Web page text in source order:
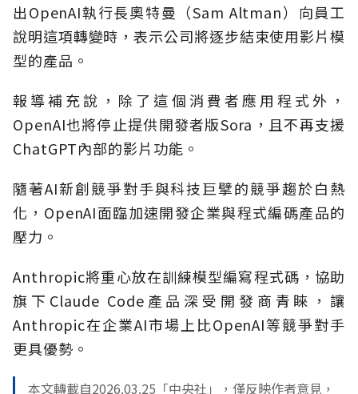
出OpenAI執行長奧特曼（Sam Altman）向員工
說明這項轉變時，表示公司將逐步結束使用影片模
型的產品。
報導補充說，除了這個消費者應用程式外，
OpenAI也將停止提供開發者版Sora，且不再支援
ChatGPT內部的影片功能。
隨著AI新創競爭對手與科技巨擘的競爭趨於白熱
化，OpenAI面臨加速開發企業與程式編碼產品的
壓力。
Anthropic將重心放在訓練模型編寫程式碼，協助
旗下Claude Code產品深受開發商青睞，讓
Anthropic在企業AI市場上比OpenAI等競爭對手
更具優勢。
本文轉載自2026.03.25「中央社」，僅反映作者意見，